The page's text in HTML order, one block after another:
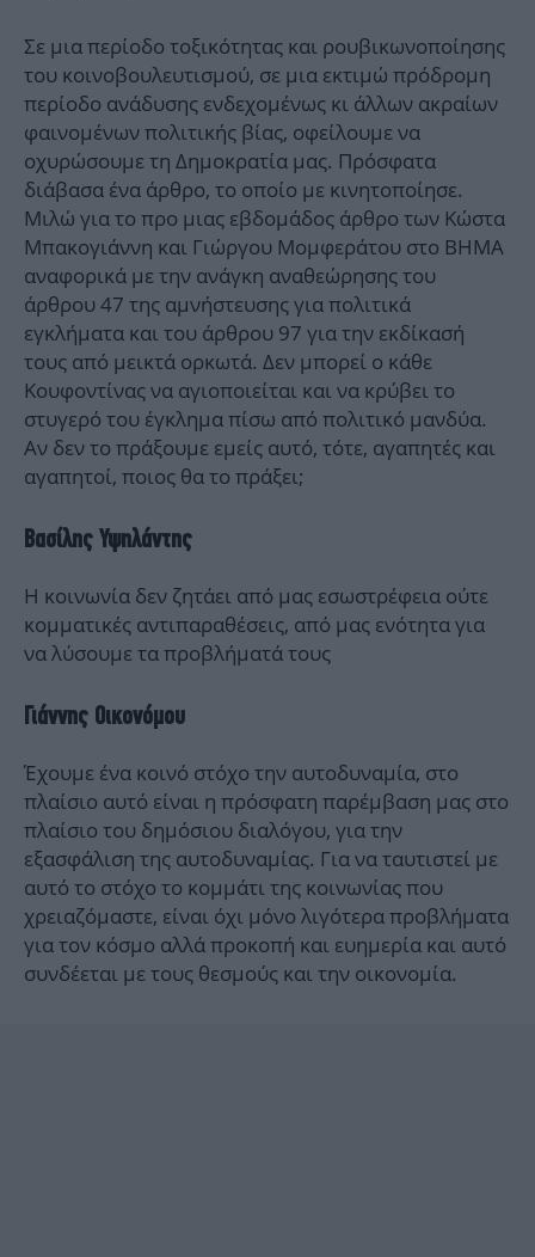
Σε μια περίοδο τοξικότητας και ρουβικωνοποίησης
του κοινοβουλευτισμού, σε μια εκτιμώ πρόδρομη
περίοδο ανάδυσης ενδεχομένως κι άλλων ακραίων
φαινομένων πολιτικής βίας, οφείλουμε να
οχυρώσουμε τη Δημοκρατία μας. Πρόσφατα
διάβασα ένα άρθρο, το οποίο με κινητοποίησε.
Μιλώ για το προ μιας εβδομάδος άρθρο των Κώστα
Μπακογιάννη και Γιώργου Μομφεράτου στο ΒΗΜΑ
αναφορικά με την ανάγκη αναθεώρησης του
άρθρου 47 της αμνήστευσης για πολιτικά
εγκλήματα και του άρθρου 97 για την εκδίκασή
τους από μεικτά ορκωτά. Δεν μπορεί ο κάθε
Κουφοντίνας να αγιοποιείται και να κρύβει το
στυγερό του έγκλημα πίσω από πολιτικό μανδύα.
Αν δεν το πράξουμε εμείς αυτό, τότε, αγαπητές και
αγαπητοί, ποιος θα το πράξει;
Βασίλης Υψηλάντης
Η κοινωνία δεν ζητάει από μας εσωστρέφεια ούτε
κομματικές αντιπαραθέσεις, από μας ενότητα για
να λύσουμε τα προβλήματά τους
Γιάννης Οικονόμου
Έχουμε ένα κοινό στόχο την αυτοδυναμία, στο
πλαίσιο αυτό είναι η πρόσφατη παρέμβαση μας στο
πλαίσιο του δημόσιου διαλόγου, για την
εξασφάλιση της αυτοδυναμίας. Για να ταυτιστεί με
αυτό το στόχο το κομμάτι της κοινωνίας που
χρειαζόμαστε, είναι όχι μόνο λιγότερα προβλήματα
για τον κόσμο αλλά προκοπή και ευημερία και αυτό
συνδέεται με τους θεσμούς και την οικονομία.